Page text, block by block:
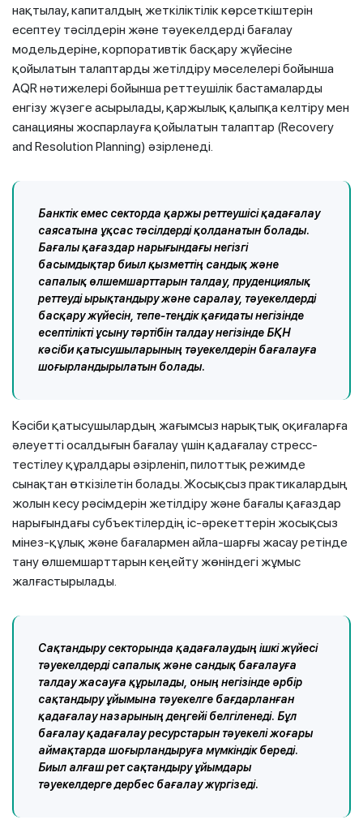
нақтылау, капиталдың жеткіліктілік көрсеткіштерін
есептеу тәсілдерін және тәуекелдерді бағалау
модельдеріне, корпоративтік басқару жүйесіне
қойылатын талаптарды жетілдіру мәселелері бойынша
AQR нәтижелері бойынша реттеушілік бастамаларды
енгізу жүзеге асырылады, қаржылық қалыпқа келтіру мен
санацияны жоспарлауға қойылатын талаптар (Recovery
and Resolution Planning) әзірленеді.
Банктік емес секторда қаржы реттеушісі қадағалау
саясатына ұқсас тәсілдерді қолданатын болады.
Бағалы қағаздар нарығындағы негізгі
басымдықтар биыл қызметтің сандық және
сапалық өлшемшарттарын талдау, пруденциялық
реттеуді ырықтандыру және саралау, тәуекелдерді
басқару жүйесін, тепе-теңдік қағидаты негізінде
есептілікті ұсыну тәртібін талдау негізінде БҚН
кәсіби қатысушыларының тәуекелдерін бағалауға
шоғырландырылатын болады.
Кәсіби қатысушылардың жағымсыз нарықтық оқиғаларға
әлеуетті осалдығын бағалау үшін қадағалау стресс-
тестілеу құралдары әзірленіп, пилоттық режимде
сынақтан өткізілетін болады. Жосықсыз практикалардың
жолын кесу рәсімдерін жетілдіру және бағалы қағаздар
нарығындағы субъектілердің іс-әрекеттерін жосықсыз
мінез-құлық және бағалармен айла-шарғы жасау ретінде
тану өлшемшарттарын кеңейту жөніндегі жұмыс
жалғастырылады.
Сақтандыру секторында қадағалаудың ішкі жүйесі
тәуекелдерді сапалық және сандық бағалауға
талдау жасауға құрылады, оның негізінде әрбір
сақтандыру ұйымына тәуекелге бағдарланған
қадағалау назарының деңгейі белгіленеді. Бұл
бағалау қадағалау ресурстарын тәуекелі жоғары
аймақтарда шоғырландыруға мүмкіндік береді.
Биыл алғаш рет сақтандыру ұйымдары
тәуекелдерге дербес бағалау жүргізеді.